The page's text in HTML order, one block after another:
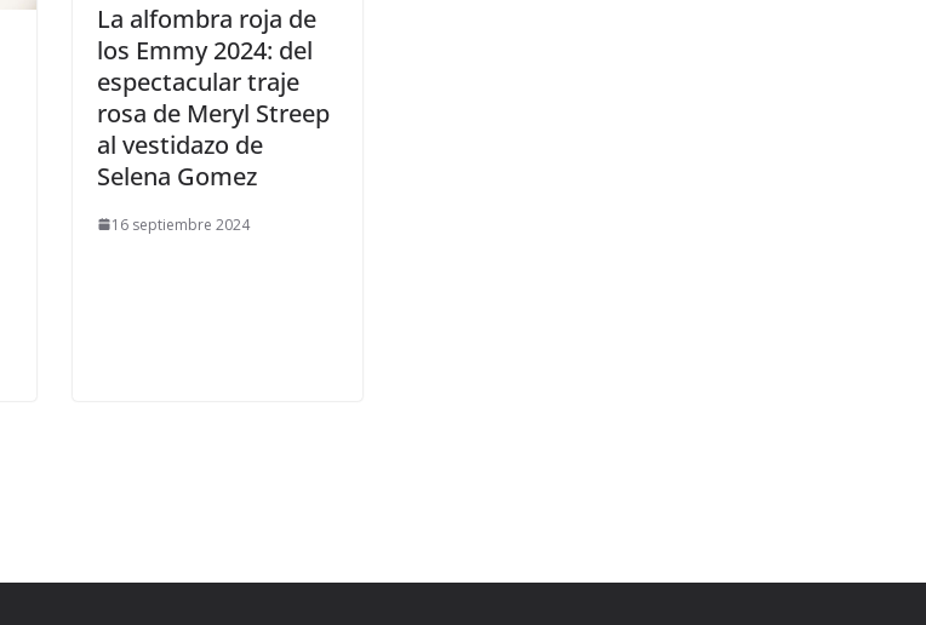
​La alfombra roja de
los Emmy 2024: del
espectacular traje
rosa de Meryl Streep
al vestidazo de
Selena Gomez
16 septiembre 2024